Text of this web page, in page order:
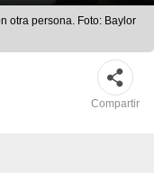
otra persona. Foto: Baylor
Compartir